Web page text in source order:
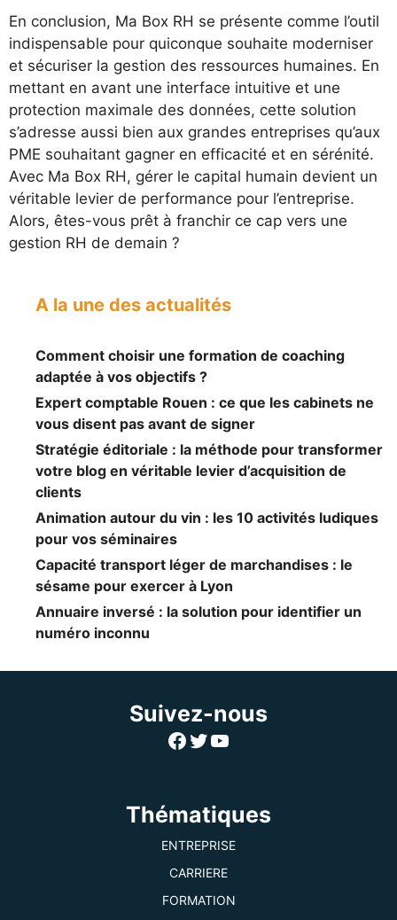
En conclusion, Ma Box RH se présente comme l’outil
indispensable pour quiconque souhaite moderniser
et sécuriser la gestion des ressources humaines. En
mettant en avant une interface intuitive et une
protection maximale des données, cette solution
s’adresse aussi bien aux grandes entreprises qu’aux
PME souhaitant gagner en efficacité et en sérénité.
Avec Ma Box RH, gérer le capital humain devient un
véritable levier de performance pour l’entreprise.
Alors, êtes-vous prêt à franchir ce cap vers une
gestion RH de demain ?
A la une des actualités
Comment choisir une formation de coaching
adaptée à vos objectifs ?
Expert comptable Rouen : ce que les cabinets ne
vous disent pas avant de signer
Stratégie éditoriale : la méthode pour transformer
votre blog en véritable levier d’acquisition de
clients
Animation autour du vin : les 10 activités ludiques
pour vos séminaires
Capacité transport léger de marchandises : le
sésame pour exercer à Lyon
Annuaire inversé : la solution pour identifier un
numéro inconnu
Suivez-nous
Facebook
Twitter
YouTube
Thématiques
ENTREPRISE
CARRIERE
FORMATION